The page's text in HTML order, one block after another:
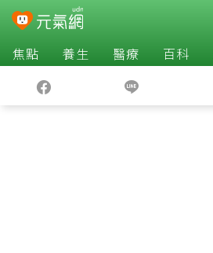
焦點 養生 醫療 百科